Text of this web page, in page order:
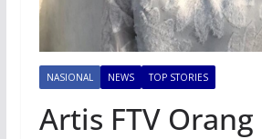
NASIONAL NEWS TOP STORIES
Artis FTV